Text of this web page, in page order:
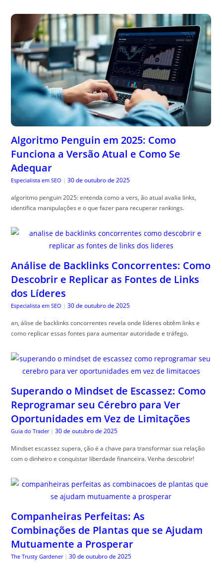
Algoritmo Penguin em 2025: Como
Funciona a Versão Atual e Como Se
Adequar
Especialista em SEO | 30 de outubro de 2025
algoritmo penguin 2025: entenda como a vers, ão atual avalia links,
identifica manipulações e o que fazer para recuperar rankings.
Análise de Backlinks Concorrentes: Como
Descobrir e Replicar as Fontes de Links
dos Líderes
Especialista em SEO | 30 de outubro de 2025
an, álise de backlinks concorrentes revela onde líderes obtêm links e
como replicar essas fontes para aumentar autoridade e tráfego.
Superando o Mindset de Escassez: Como
Reprogramar seu Cérebro para Ver
Oportunidades em Vez de Limitações
Guia do Trader | 30 de outubro de 2025
Mindset escassez supera, ção é a chave para transformar sua relação
com o dinheiro e conquistar liberdade financeira. Venha descobrir!
Companheiras Perfeitas: As
Combinações de Plantas que se Ajudam
Mutuamente a Prosperar
The Trusty Gardener | 30 de outubro de 2025